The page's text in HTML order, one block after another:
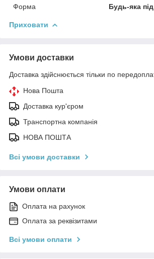
Форма
Будь-яка
Приховати
Умови доставки
Доставка здійснюється тільки по
Нова Пошта
Доставка кур'єром
Транспортна компанія
НОВА ПОШТА
Всі умови доставки
Умови оплати
Оплата на рахунок
Оплата за реквізитами
Всі умови оплати